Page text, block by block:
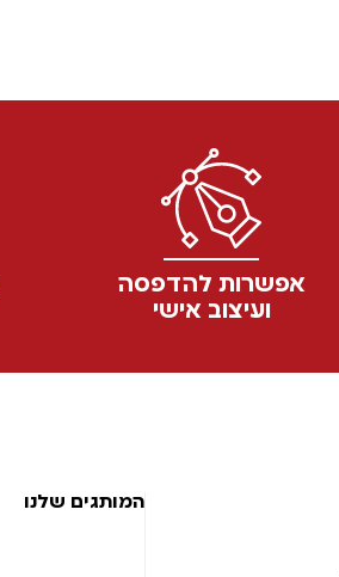
אפשרות להדפסה
ועיצוב אישי
המותגים שלנו